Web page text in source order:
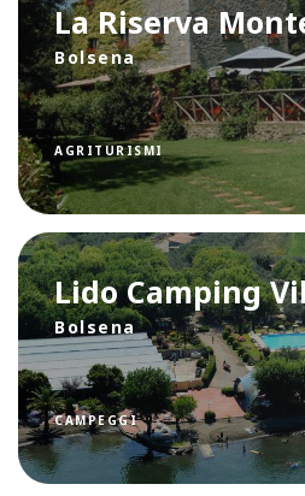
La Riserva
Bolsena
AGRITURISMI
Lido Camping
Bolsena
CAMPEGGI